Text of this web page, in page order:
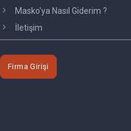
Masko'ya Nasıl Giderim ?
İletişim
Firma Girişi